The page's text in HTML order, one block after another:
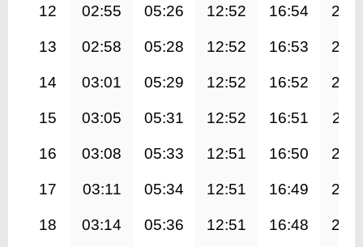
12 02:55 05:26 12:52 16:54
13 02:58 05:28 12:52 16:53
14 03:01 05:29 12:52 16:52
15 03:05 05:31 12:52 16:51
16 03:08 05:33 12:51 16:50
17 03:11 05:34 12:51 16:49
18 03:14 05:36 12:51 16:48